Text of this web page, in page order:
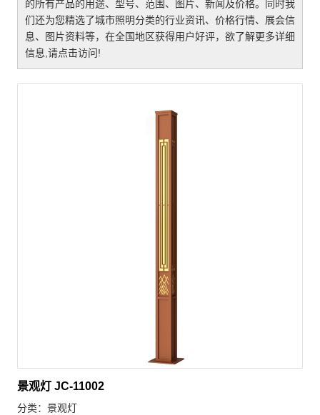
的所有产品的用途、型号、范围、图片、新闻及价格。同时我
们还为您精选了城市照明分类的行业资讯、价格行情、展会信
息、图片资料等，在全国地区获得用户好评，欲了解更多详细
信息,请点击访问!
景观灯 JC-11002
分类： 景观灯